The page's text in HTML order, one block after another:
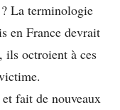
La terminologie
en France devrait
ils octroient à ces
fait de nouveaux